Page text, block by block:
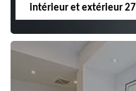
intérieur et extérieur 27